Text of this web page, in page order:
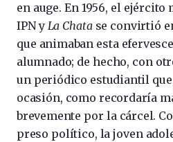
en auge. En 1956, el
IPN y La Chatase convirtió
que animaban esta
alumnado; de hecho, con
un periódico estudiantil
ocasión, como recordaría
brevemente por la cárcel.
preso político, la joven